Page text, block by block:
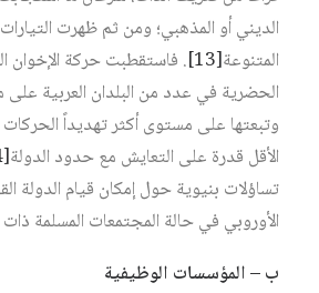
الديني أو المذهبي؛ ومن ثم ظهرت التيارات
المتنوعة‏[13]
. فاستقطبت حركة الإخوان
الحضرية في عدد من البلدان العربية على
وتبعتها على مستوى أكثر تهديداً الحركات
الأقل قدرة على التعايش مع حدود الدولة‏[14]
تساؤلات بنيوية حول إمكان قيام الدولة
الأوروبي في حالة المجتمعات المسلمة
ب – المؤسسات الوظيفية